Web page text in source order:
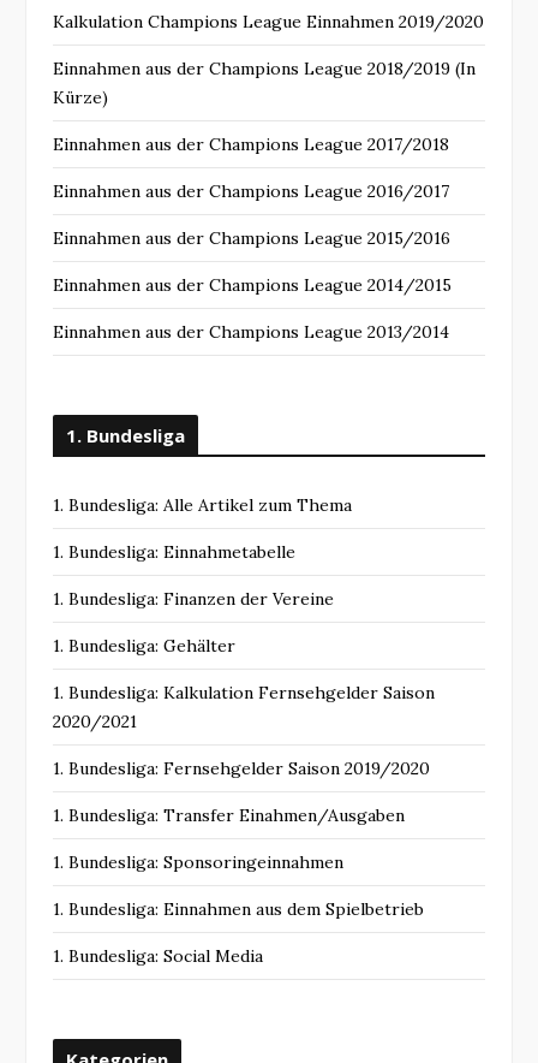
Kalkulation Champions League Einnahmen 2019/2020
Einnahmen aus der Champions League 2018/2019 (In
Kürze)
Einnahmen aus der Champions League 2017/2018
Einnahmen aus der Champions League 2016/2017
Einnahmen aus der Champions League 2015/2016
Einnahmen aus der Champions League 2014/2015
Einnahmen aus der Champions League 2013/2014
1. Bundesliga
1. Bundesliga: Alle Artikel zum Thema
1. Bundesliga: Einnahmetabelle
1. Bundesliga: Finanzen der Vereine
1. Bundesliga: Gehälter
1. Bundesliga: Kalkulation Fernsehgelder Saison
2020/2021
1. Bundesliga: Fernsehgelder Saison 2019/2020
1. Bundesliga: Transfer Einahmen/Ausgaben
1. Bundesliga: Sponsoringeinnahmen
1. Bundesliga: Einnahmen aus dem Spielbetrieb
1. Bundesliga: Social Media